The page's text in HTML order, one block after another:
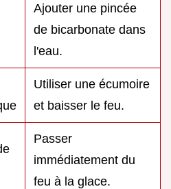
Ajouter une pincée
de bicarbonate dans
l'eau.
Utiliser une écumoire
et baisser le feu.
Passer
immédiatement du
feu à la glace.